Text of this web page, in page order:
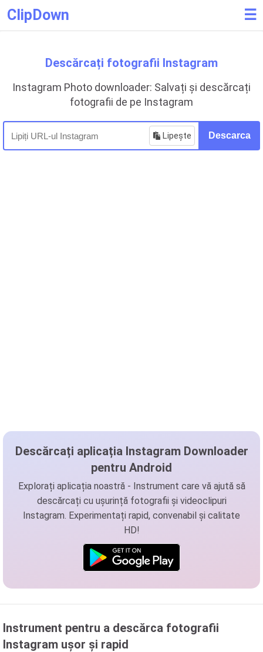
ClipDown ☰
Descărcați fotografii Instagram
Instagram Photo downloader: Salvați și descărcați
fotografii de pe Instagram
Lipește Descarca
Descărcați aplicația Instagram Downloader
pentru Android
Explorați aplicația noastră - Instrument care vă ajută să
descărcați cu ușurință fotografii și videoclipuri
Instagram. Experimentați rapid, convenabil și calitate
HD!
Instrument pentru a descărca fotografii
Instagram ușor și rapid